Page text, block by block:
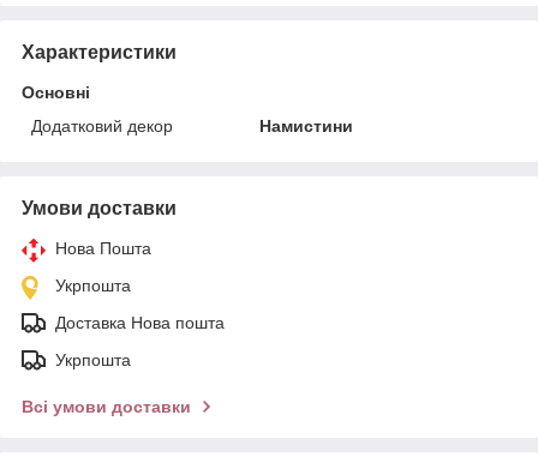
Характеристики
Основні
Додатковий декор
Намистини
Умови доставки
Нова Пошта
Укрпошта
Доставка Нова пошта
Укрпошта
Всі умови доставки